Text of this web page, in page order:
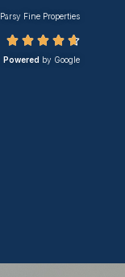
Parsy Fine Properties
    
Powered by Google